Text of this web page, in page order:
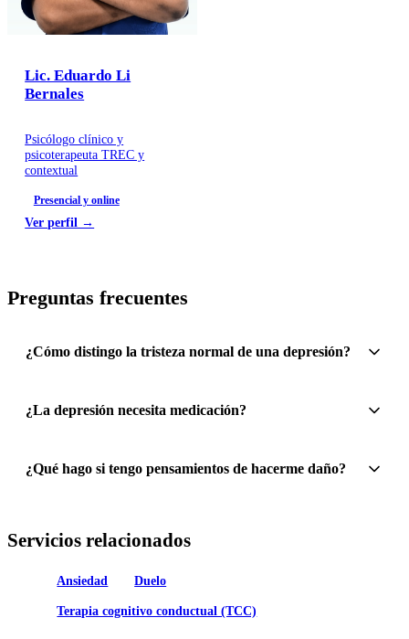
Lic. Eduardo Li
Bernales
Psicólogo clínico y
psicoterapeuta TREC y
contextual
Presencial y online
Ver perfil →
Preguntas frecuentes
¿Cómo distingo la tristeza normal de una depresión?
¿La depresión necesita medicación?
¿Qué hago si tengo pensamientos de hacerme daño?
Servicios relacionados
Ansiedad Duelo
Terapia cognitivo conductual (TCC)